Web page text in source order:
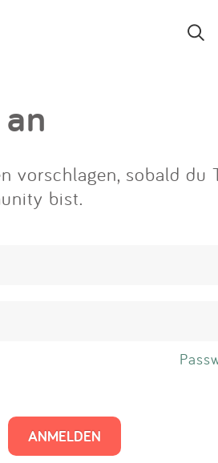
App
Anmelden
vorschlagen, sobald du
bist.